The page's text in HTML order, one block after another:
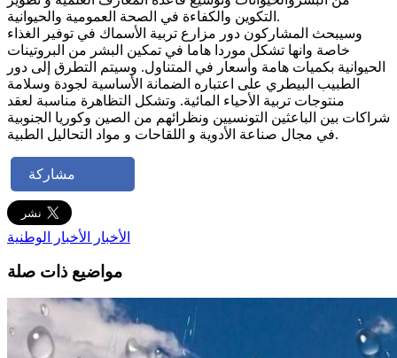
التكوين والكفاءة في الصحة العمومية والحيوانية.
وسيبحث المشاركون دور مزارع تربية الأسماك في توفير الغذاء
خاصة وانها تشكل موردا هاما في تمكين البشر من البروتينات
الحيوانية بكميات هامة وأسعار في المتناول. وسيتم التطرق إلى دور
الطبيب البيطري على اعتباره الضمانة الأساسية لجودة وسلامة
منتوجات تربية الأحياء المائية. وتشكل التظاهرة مناسبة لعقد
شراكات بين الباعثين التونسيين ونظرائهم من الصين وكوريا الجنوبية
في مجال صناعة الأدوية و اللقاحات و مواد التحاليل الطبية.
مشاركة
الأخبار الأخبار الوطنية
مواضيع ذات صلة